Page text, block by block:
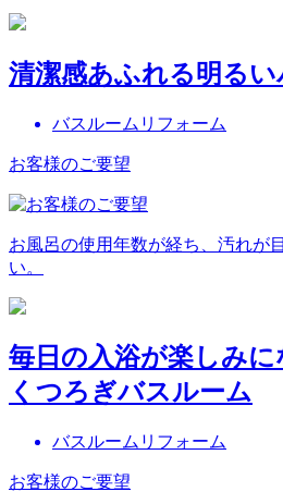
清潔感あふれる明る
バスルームリフォーム
お客様のご要望
お風呂の使用年数が経ち、汚れが
い。
毎日の入浴が楽しみに
くつろぎバスルーム
バスルームリフォーム
お客様のご要望